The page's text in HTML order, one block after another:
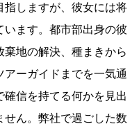
指しますが、彼女には将
ます。都市部出身の彼
地の解決、種まきから
ーガイドまでを一気通
信を持てる何かを見出
ん。弊社で過ごした数